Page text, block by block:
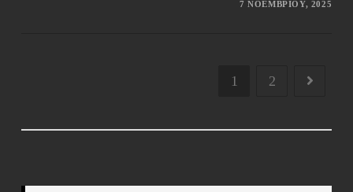
7 ΝΟΕΜΒΡΊΟΥ, 2025
1 2